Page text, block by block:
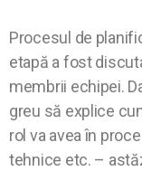
Procesul de
etapă a fost
membrii echipei.
greu să explice
rol va avea în
tehnice etc. –